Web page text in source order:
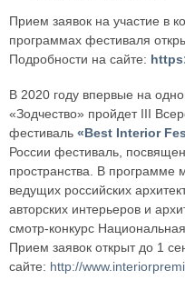
Прием заявок на участие в
программах фестиваля
Подробности на сайте:
В 2020 году впервые на
«Зодчество» пройдет III
фестиваль «Best Interior
России фестиваль,
пространства. В программе
ведущих российских
авторских интерьеров и
смотр-конкурс
Прием заявок открыт до 1
сайте: http://